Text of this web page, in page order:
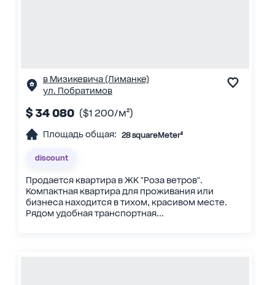
в Мизикевича (Лиманке)
ул. Побратимов
$ 34 080 ($1 200/м²)
Площадь общая: 28 squareMeter²
discount
Продается квартира в ЖК "Роза ветров".
Компактная квартира для проживания или
бизнеса находится в тихом, красивом месте.
Рядом удобная транспортная...